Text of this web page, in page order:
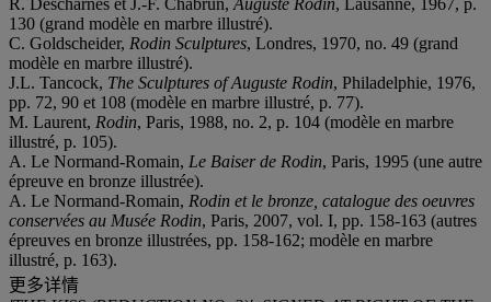
130 (grand modèle en marbre illustré).
C. Goldscheider, Rodin Sculptures, Londres, 1970, no. 49 (grand
modèle en marbre illustré).
J.L. Tancock, The Sculptures of Auguste Rodin, Philadelphie, 1976,
pp. 72, 90 et 108 (modèle en marbre illustré, p. 77).
M. Laurent, Rodin, Paris, 1988, no. 2, p. 104 (modèle en marbre
illustré, p. 105).
A. Le Normand-Romain, Le Baiser de Rodin, Paris, 1995 (une autre
épreuve en bronze illustrée).
A. Le Normand-Romain, Rodin et le bronze, catalogue des oeuvres
conservées au Musée Rodin, Paris, 2007, vol. I, pp. 158-163 (autres
épreuves en bronze illustrées, pp. 158-162; modèle en marbre
illustré, p. 163).
更多详情